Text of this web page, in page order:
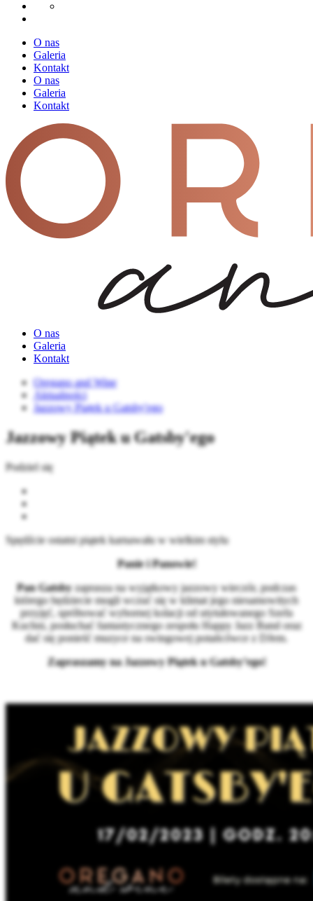
O nas
Galeria
Kontakt
O nas
Galeria
Kontakt
O nas
Galeria
Kontakt
Oregano and Wine
Aktualności
Jazzowy Piątek u Gatsby'ego
Jazzowy Piątek u Gatsby'ego
Podziel się
Spędźcie ostatni piątek karnawału w wielkim stylu
Panie i Panowie!
Pan Gatsbyzaprasza na wyjątkowy jazzowy wieczór, podczas
którego będziecie mogli wczuć się w klimat jego niesamowitych
przyjęć, spróbować wybornej kolacji od utytułowanego Szefa
Kuchni, posłuchać fantastycznego zespołu Happy Jazz Band oraz
dać się ponieść muzyce na swingowej potańcówce z DJem.
Zapraszamy na Jazzowy Piątek u Gatsby’ego!